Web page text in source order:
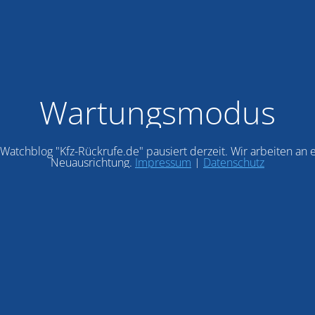
Wartungsmodus
"Kfz-Rückrufe.de" pausiert derzeit. Wir arbeiten an
Neuausrichtung. Impressum | Datenschutz